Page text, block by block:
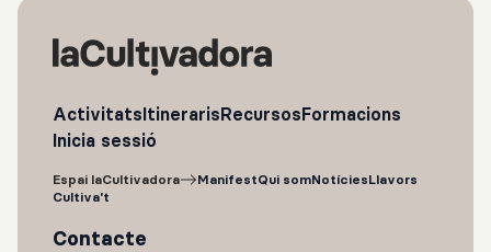
ActivitatsItinerarisRecursosFormacions
Inicia sessió
Espai laCultivadora ManifestQui somNotíciesLlavors
Cultiva't
Contacte